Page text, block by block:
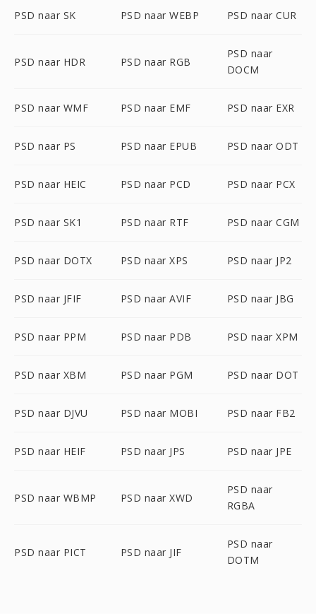
PSD naar SK PSD naar WEBP PSD naar CUR
PSD naar HDR PSD naar RGB
PSD naar
DOCM
PSD naar WMF PSD naar EMF PSD naar EXR
PSD naar PS PSD naar EPUB PSD naar ODT
PSD naar HEIC PSD naar PCD PSD naar PCX
PSD naar SK1 PSD naar RTF PSD naar CGM
PSD naar DOTX PSD naar XPS PSD naar JP2
PSD naar JFIF PSD naar AVIF PSD naar JBG
PSD naar PPM PSD naar PDB PSD naar XPM
PSD naar XBM PSD naar PGM PSD naar DOT
PSD naar DJVU PSD naar MOBI PSD naar FB2
PSD naar HEIF PSD naar JPS PSD naar JPE
PSD naar WBMP PSD naar XWD
PSD naar
RGBA
PSD naar PICT PSD naar JIF
PSD naar
DOTM